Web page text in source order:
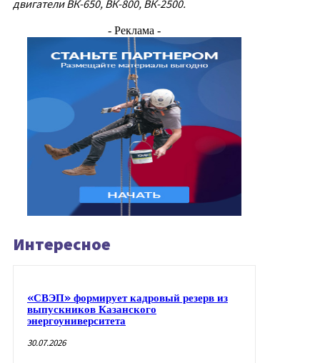
двигатели ВК-650, ВК-800, ВК-2500.
- Реклама -
Интересное
«СВЭП» формирует кадровый резерв из
выпускников Казанского
энергоуниверситета
30.07.2026